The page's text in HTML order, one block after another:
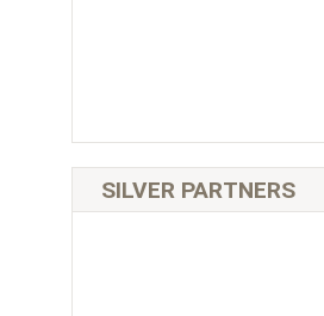
SILVER PARTNERS